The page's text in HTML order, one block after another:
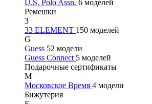
U.S. Polo Assn. 6 моделей
Ремешки
3
33 ELEMENT 150 моделей
G
Guess 52 модели
Guess Connect 5 моделей
Подарочные сертификаты
М
Московское Время 4 модели
Бижутерия